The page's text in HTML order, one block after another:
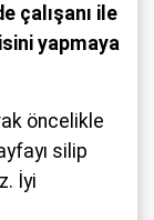
çalışanı ile
yapmaya
öncelikle
silip
İyi